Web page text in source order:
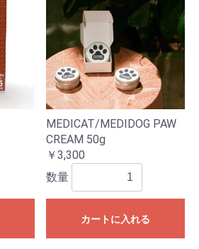
MEDICAT/MEDIDOG PAW
CREAM 50g
￥3,300
数量
カートに入れる